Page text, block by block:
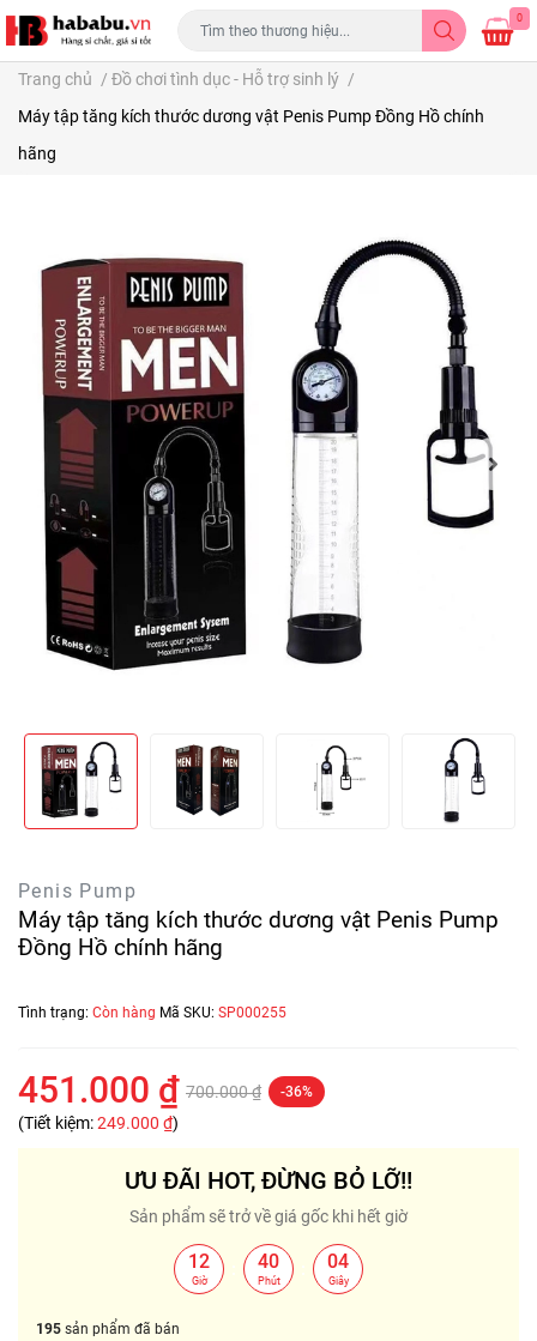
0
Trang chủ / Đồ chơi tình dục - Hỗ trợ sinh lý /
Máy tập tăng kích thước dương vật Penis Pump Đồng Hồ chính
hãng
Penis Pump
Máy tập tăng kích thước dương vật Penis Pump
Đồng Hồ chính hãng
Tình trạng: Còn hàng Mã SKU: SP000255
451.000 ₫ 700.000 ₫ -36%
(Tiết kiệm:249.000 ₫)
ƯU ĐÃI HOT, ĐỪNG BỎ LỠ!!
Sản phẩm sẽ trở về giá gốc khi hết giờ
12
Giờ
40
Phút
03
Giây
195 sản phẩm đã bán